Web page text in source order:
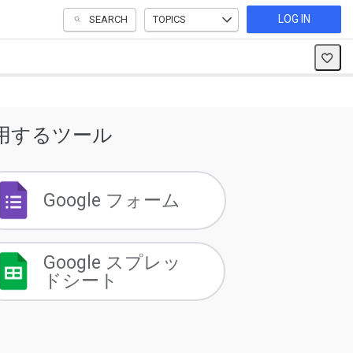
SEARCH TOPICS LOG IN
するツール
Google フォーム
Google スプレッ
ドシート